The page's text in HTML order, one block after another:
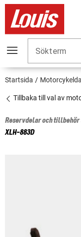
Sökterm
Startsida
Tillbaka till val av
Reservdelar och
XLH-883D